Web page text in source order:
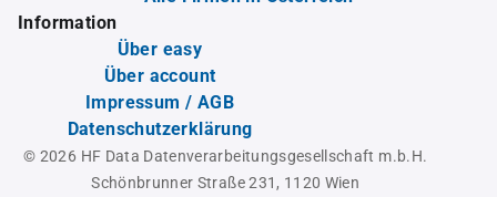
Information
Über easy
Über account
Impressum / AGB
Datenschutzerklärung
© 2026 HF Data Datenverarbeitungsgesellschaft m.b.H.
Schönbrunner Straße 231, 1120 Wien